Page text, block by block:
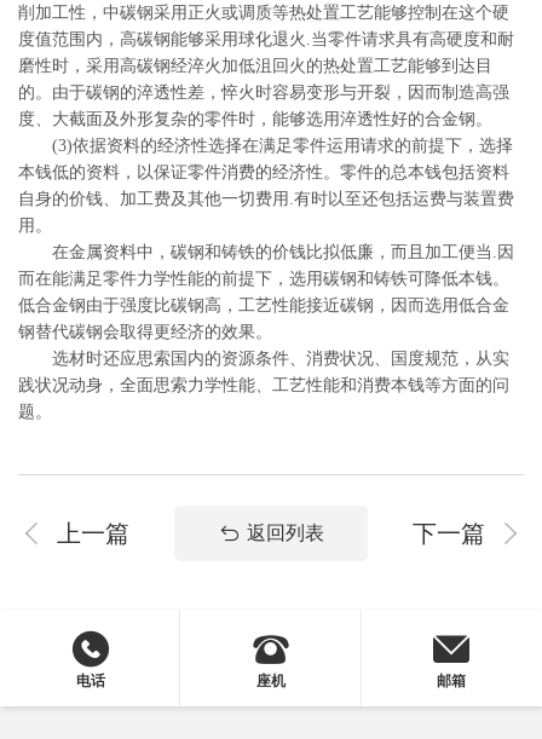
削加工性，中碳钢采用正火或调质等热处置工艺能够控制在这个硬
度值范围内，高碳钢能够采用球化退火.当零件请求具有高硬度和耐
磨性时，采用高碳钢经淬火加低沮回火的热处置工艺能够到达目
的。由于碳钢的淬透性差，悴火时容易变形与开裂，因而制造高强
度、大截面及外形复杂的零件时，能够选用淬透性好的合金钢。
(3)依据资料的经济性选择在满足零件运用请求的前提下，选择
本钱低的资料，以保证零件消费的经济性。零件的总本钱包括资料
自身的价钱、加工费及其他一切费用.有时以至还包括运费与装置费
用。
在金属资料中，碳钢和铸铁的价钱比拟低廉，而且加工便当.因
而在能满足零件力学性能的前提下，选用碳钢和铸铁可降低本钱。
低合金钢由于强度比碳钢高，工艺性能接近碳钢，因而选用低合金
钢替代碳钢会取得更经济的效果。
选材时还应思索国内的资源条件、消费状况、国度规范，从实
践状况动身，全面思索力学性能、工艺性能和消费本钱等方面的问
题。
上一篇 返回列表 下一篇
电话 座机 邮箱